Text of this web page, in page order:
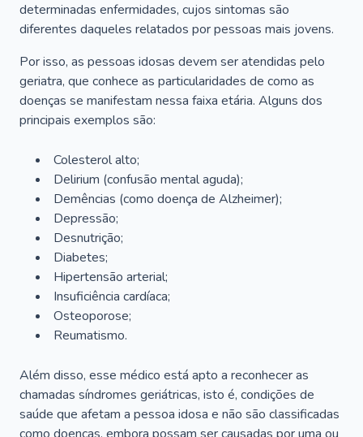
determinadas enfermidades, cujos sintomas são
diferentes daqueles relatados por pessoas mais jovens.
Por isso, as pessoas idosas devem ser atendidas pelo
geriatra, que conhece as particularidades de como as
doenças se manifestam nessa faixa etária. Alguns dos
principais exemplos são:
Colesterol alto;
Delirium (confusão mental aguda);
Demências (como doença de Alzheimer);
Depressão;
Desnutrição;
Diabetes;
Hipertensão arterial;
Insuficiência cardíaca;
Osteoporose;
Reumatismo.
Além disso, esse médico está apto a reconhecer as
chamadas síndromes geriátricas, isto é, condições de
saúde que afetam a pessoa idosa e não são classificadas